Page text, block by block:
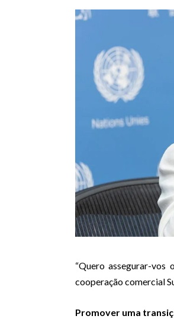
“Quero assegurar-
cooperação comercial
Promover uma